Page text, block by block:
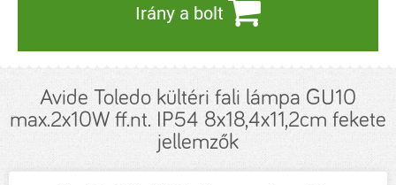
Irány a bolt
Avide Toledo kültéri fali lámpa GU10
max.2x10W ff.nt. IP54 8x18,4x11,2cm fekete
jellemzők